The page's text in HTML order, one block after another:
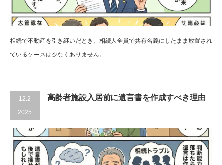
相続で不動産を引き継いだとき、相続人全員で共有名義にしたまま放置され
ているケースは少なくありません。
12.2
2025
高齢者施設入居前に遺言書を作成すべき理由